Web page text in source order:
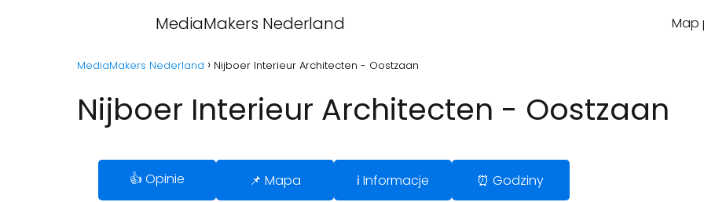
MediaMakers Nederland Map
MediaMakers Nederland Nijboer Interieur Architecten - Oostzaan
Nijboer Interieur Architecten - Oostzaan
👍 Opinie 📌 Mapa ℹ️ Informacje ⏰ Godziny